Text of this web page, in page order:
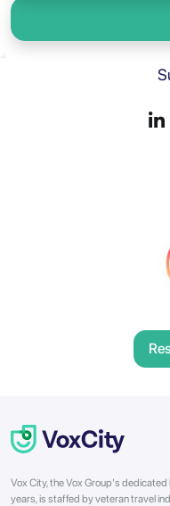
Vox City, the Vox Group's
years, is staffed by veteran travel